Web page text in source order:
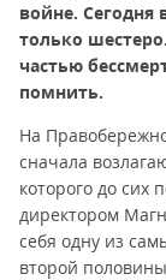
войне. Сегодня
только
частью
помнить.
На
сначала
которого до
директором
себя одну из
второй